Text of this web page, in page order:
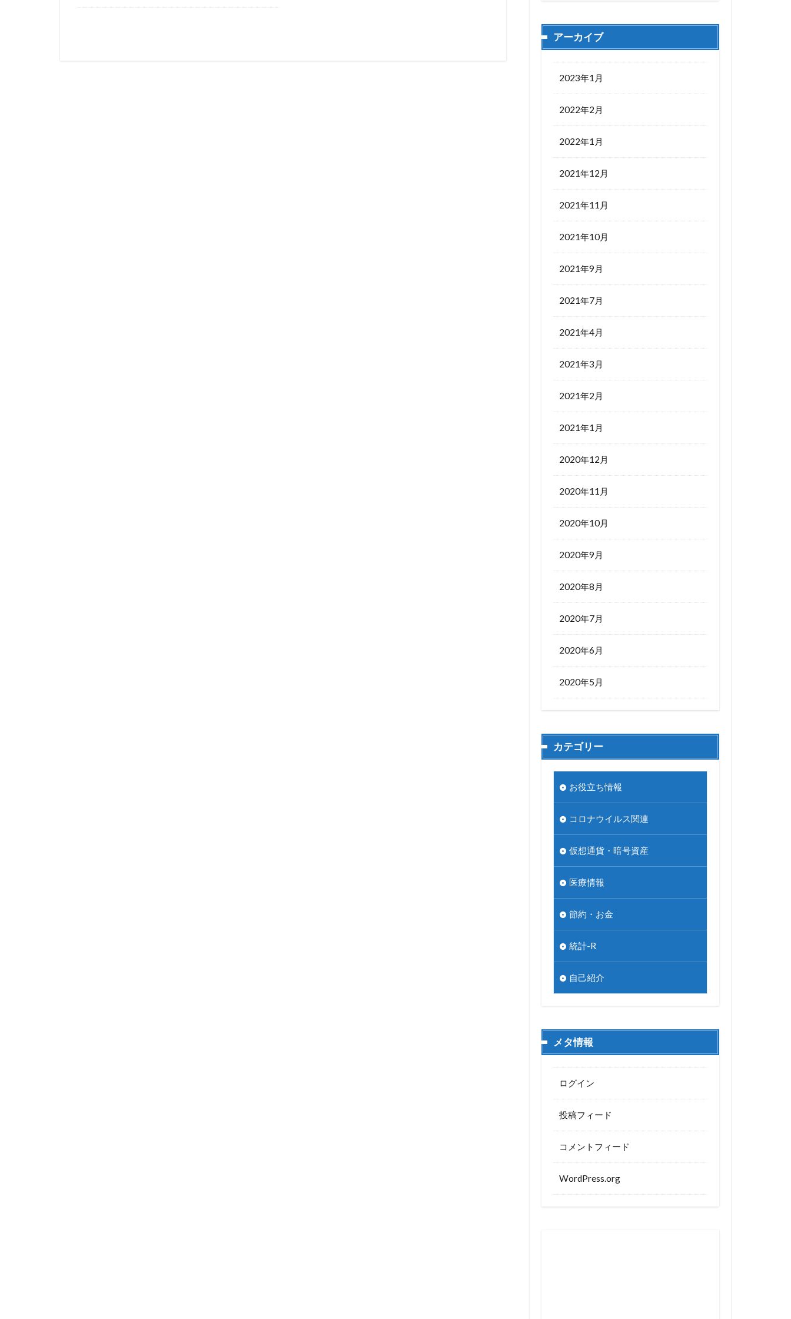
アーカイブ
2023年1月
2022年2月
2022年1月
2021年12月
2021年11月
2021年10月
2021年9月
2021年7月
2021年4月
2021年3月
2021年2月
2021年1月
2020年12月
2020年11月
2020年10月
2020年9月
2020年8月
2020年7月
2020年6月
2020年5月
カテゴリー
お役立ち情報
コロナウイルス関連
仮想通貨・暗号資産
医療情報
節約・お金
統計-R
自己紹介
メタ情報
ログイン
投稿フィード
コメントフィード
WordPress.org